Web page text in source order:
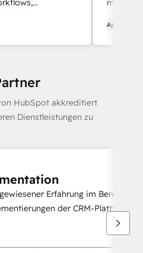
App
HubSpot akkreditiert
Dienstleistungen zu
Erfahrung im
der CRM-Plattform